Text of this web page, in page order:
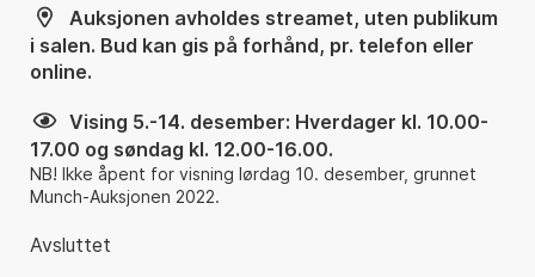
Auksjonen avholdes streamet, uten publikum
i salen. Bud kan gis på forhånd, pr. telefon eller
online.
Vising 5.-14. desember: Hverdager kl. 10.00-
17.00 og søndag kl. 12.00-16.00.
NB! Ikke åpent for visning lørdag 10. desember, grunnet
Munch-Auksjonen 2022.
Avsluttet